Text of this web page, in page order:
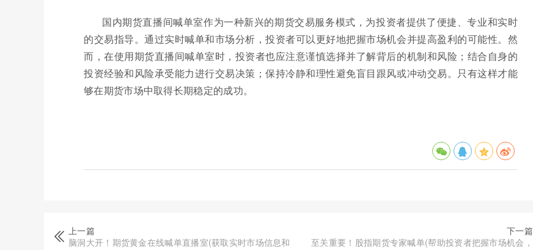
国内期货直播间喊单室作为一种新兴的期货交易服务模式，为投资者提供了便捷、专业和实时
的交易指导。通过实时喊单和市场分析，投资者可以更好地把握市场机会并提高盈利的可能性。然
而，在使用期货直播间喊单室时，投资者也应注意谨慎选择并了解背后的机制和风险；结合自身的
投资经验和风险承受能力进行交易决策；保持冷静和理性避免盲目跟风或冲动交易。只有这样才能
够在期货市场中取得长期稳定的成功。
上一篇
脑洞大开！期货黄金在线喊单直播室(获取实时市场信息和
下一篇
至关重要！股指期货专家喊单(帮助投资者把握市场机会，